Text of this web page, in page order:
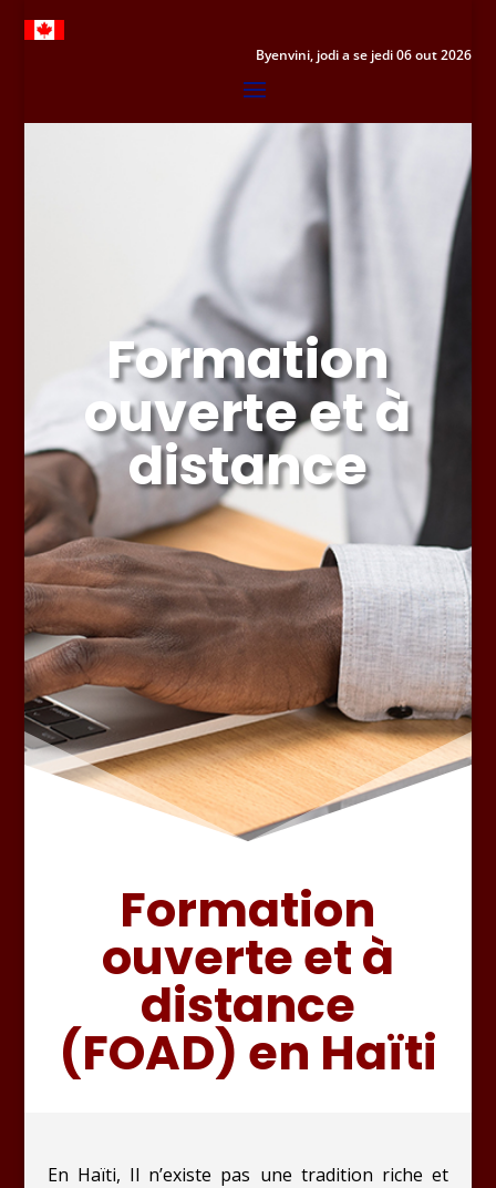
Byenvini, jodi a se jedi 06 out 2026
Formation
ouverte et à
distance
Formation
ouverte et à
distance
(FOAD) en Haïti
En Haïti, Il n’existe pas une tradition riche et